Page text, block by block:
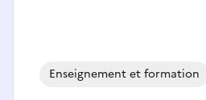
Enseignement et formation